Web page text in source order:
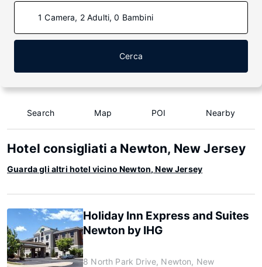
1 Camera, 2 Adulti, 0 Bambini
Cerca
Search Map POI Nearby
Hotel consigliati a Newton, New Jersey
Guarda gli altri hotel vicino Newton, New Jersey
Holiday Inn Express and Suites
Newton by IHG
8 North Park Drive, Newton, New